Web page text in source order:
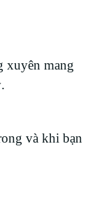
xuyên mang
và khi bạn